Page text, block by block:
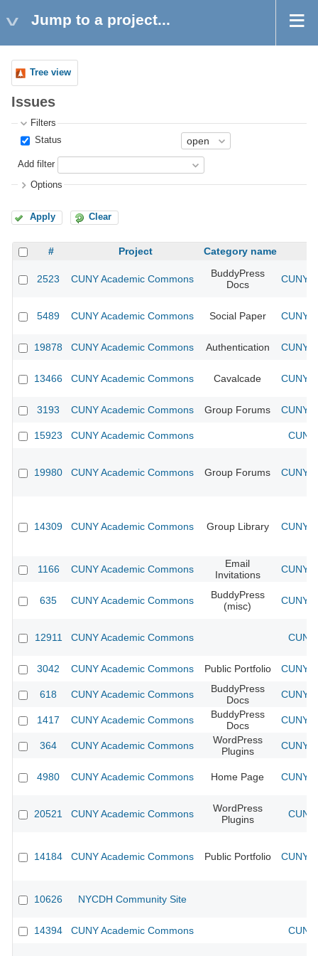
Jump to a project...
Tree view
Issues
Filters
Status
Add filter
Options
Apply Clear
# Project Category name
2523 CUNY Academic Commons
BuddyPress
Docs
CUNY
5489 CUNY Academic Commons Social Paper CUNY
19878 CUNY Academic Commons Authentication CUNY
13466 CUNY Academic Commons Cavalcade CUNY
3193 CUNY Academic Commons Group Forums CUNY
15923 CUNY Academic Commons
19980 CUNY Academic Commons Group Forums CUNY
14309 CUNY Academic Commons Group Library CUNY
1166 CUNY Academic Commons
Email
Invitations
CUNY
635 CUNY Academic Commons
BuddyPress
(misc)
CUNY
12911 CUNY Academic Commons
3042 CUNY Academic Commons Public Portfolio CUNY
618 CUNY Academic Commons
BuddyPress
Docs
CUNY
1417 CUNY Academic Commons
BuddyPress
Docs
CUNY
364 CUNY Academic Commons
WordPress
Plugins
CUNY
4980 CUNY Academic Commons Home Page CUNY
20521 CUNY Academic Commons
WordPress
Plugins
14184 CUNY Academic Commons Public Portfolio CUNY
10626 NYCDH Community Site
14394 CUNY Academic Commons